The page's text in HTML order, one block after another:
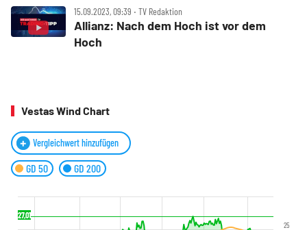
SolarEdge, SMA Solar, JinkoSolar, Li‑FT
Power
15.09.2023, 09:39 ‧ TV Redaktion
Allianz: Nach dem Hoch ist vor dem
Hoch
Vestas Wind Chart
Vergleichwert hinzufügen
GD 50 GD 200
25
27,01